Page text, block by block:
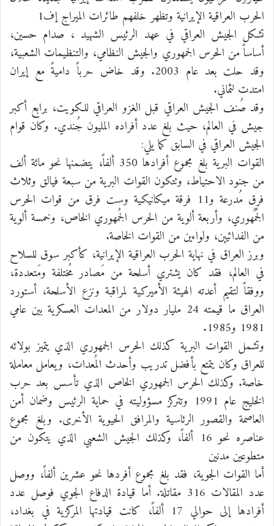
الحرب العراقية الإيرانية وتظهر خلفهم طائرات الميراج إف1
تشكل الجيش العراقي في عهد الرئيس الشهيد ، صدام حسين،
أساساً من الحرس الجمهوري والجيش النظامي، والتنظيمات الشعبية،
وقد حلت بعد عام 2003. وقد خاض حرباً داميةً مع إيران
امتدت لثماني.
وقد صُنف الجيش العراقي قبل الغزو العراقي للكويت، برابع أكبر
جيش في العالم، حيث بلغ عدد أفراده المليون جُندي. وكان قوام
الجيش العراقي في السابق كما يلي:
القوات البرية بلغ مجموع أفرادها 350 ألفاً، يتضمنها نحو مائة ألف
من جنود الاحتياط، وتتكون القوات البرية من سبعة فيالق وثلاث
فرق مُدرعة و11 فرقة ميكانيكية وست فرق من قوات الحرس
الجُمُهوري، وأربعة ألوية من الحرس الجُمهوري الخاص، وخمسة ألوية
من الفدائيين، ولواءين من القوات الخاصة.
وبرز العراق في نهاية الحرب العراقية الإيرانية، كأكبر سوق للسلاح
في العالم، فقد كان يشتري أسلحة من مَصادر مُختلفة ومَتعددة،
ووفقاً لتقيم أعدته الهيئة الأميركية لمراقبة ونزع الأسلحة، أستورد
العراق ما قيمته 24 مليار دولار من المعدات العسكرية بين عامي
1981 و1985.
وتشمل القوات البرية كذلك الحرس الجمهوري الذي يتميز بولائه
للعراق وكان يتمتع بأفضل تدريب وأحدث المُعدات، ويعامل معاملة
خاصة. وكذلك الحرس الجمهوري الخاص الذي تأسس بعد حرب
الخليج عام 1991 وتتركز مسؤوليته في حماية الرئيس وضمان أمن
العاصمة والقصور الرئاسية والمرافق الحيوية الأخرى. وبلغ مجموع
عناصره نحو 16 ألفاً، وكذلك الجيش الشعبي الذي يتكون من
متطوعين مدنين
أما القوات الجوية، فقد بلغ مجموع أفردها نحو عشرين ألفاً، ووصل
عدد المقالات 316 مقاتلة. أما قيادة الدفاع الجوي فوصل عدد
أفرادها إلى حوالي 17 ألفاً، كانت قيادتها المركزية في بغداد،